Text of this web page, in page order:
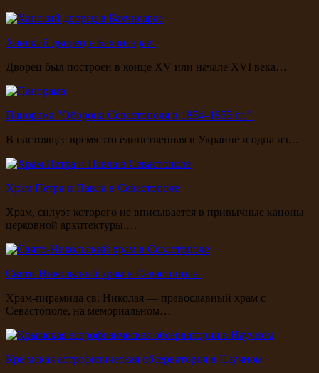
Ханский дворец в Бахчисарае
Дворец был построен в конце XV или начале XVI века…
Панорама "Оборона Севастополя в 1854–1855 гг."
В настоящее время это единственная в Украине и одна из…
Храм Петра и Павла в Севастополе
Храм, силуэт которого не вписывается в привычные каноны
церковной архитектуры.…
Свято-Никольский храм в Севастополе
Храм-пирамида св. Николая — православный храм с
Севастополе, на мемориальном…
Крымская астрофизическая обсерватория в Научном